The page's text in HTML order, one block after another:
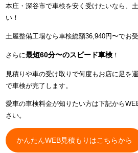
本庄・深谷市で車検を安く受けたいなら、
い！
土屋整備工場なら車検総額36,940円〜でお受
さらに最短60分〜のスピード車検！
見積りや車の受け取りで何度もお店に足を
で車検が完了します。
愛車の車検料金が知りたい方は下記から
さい。
かんたんWEB見積もりはこちらから